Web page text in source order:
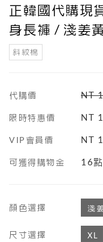
正韓國代購現
身長褲 / 淺姜
斜紋棉
代購價 NT
限時特惠價 NT
VIP會員價 NT
可獲得購物金 16點
顏色選擇 淺
尺寸選擇 XL